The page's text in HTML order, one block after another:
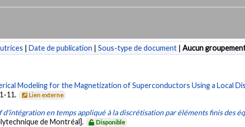
| Date de publication | Sous-type de document | Aucun
Modeling for the Magnetization of Superconductors Using a Local
11. Lien externe
d'intégration en temps appliqué à la discrétisation par éléments finis des
de Montréal]. Disponible